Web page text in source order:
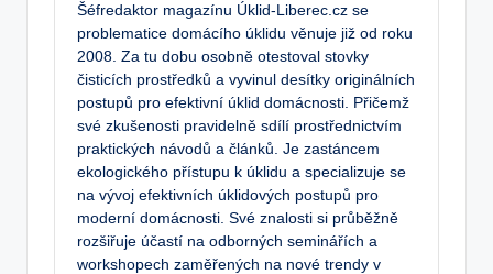
Šéfredaktor magazínu Úklid-Liberec.cz se
problematice domácího úklidu věnuje již od roku
2008. Za tu dobu osobně otestoval stovky
čisticích prostředků a vyvinul desítky originálních
postupů pro efektivní úklid domácnosti. Přičemž
své zkušenosti pravidelně sdílí prostřednictvím
praktických návodů a článků. Je zastáncem
ekologického přístupu k úklidu a specializuje se
na vývoj efektivních úklidových postupů pro
moderní domácnosti. Své znalosti si průběžně
rozšiřuje účastí na odborných seminářích a
workshopech zaměřených na nové trendy v